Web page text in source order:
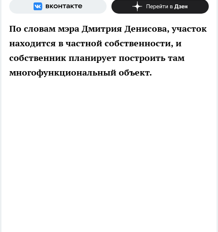
По словам мэра Дмитрия Денисова, участок
находится в частной собственности, и
собственник планирует построить там
многофункциональный объект.